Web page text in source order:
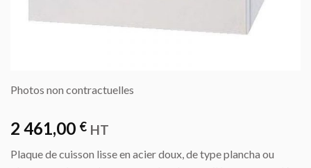
Photos non contractuelles
2 461,00 € HT
Plaque de cuisson lisse en acier doux, de type plancha ou